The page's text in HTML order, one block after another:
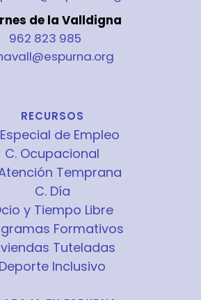
de la Valldigna
962 823 985
RECURSOS
de Empleo
C. Ocupacional
Temprana
C. Día
y Tiempo Libre
Formativos
Tuteladas
Deporte Inclusivo